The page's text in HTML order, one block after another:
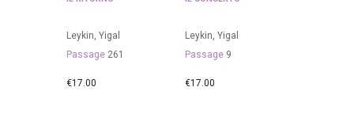
Leykin, Yigal
Passage 261
€17.00
Leykin, Yigal
Passage 9
€17.00